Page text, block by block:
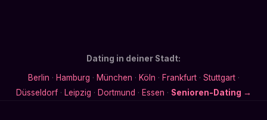
Dating in deiner Stadt:
Berlin · Hamburg · München · Köln · Frankfurt· Stuttgart·
Düsseldorf· Leipzig · Dortmund · Essen · Senioren-Dating →